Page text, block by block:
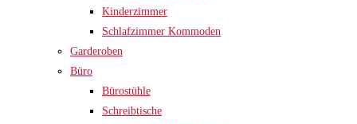
Kinderzimmer
Schlafzimmer Kommoden
Garderoben
Büro
Bürostühle
Schreibtische